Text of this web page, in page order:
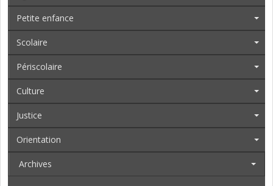
Petite enfance
Scolaire
Périscolaire
Culture
Justice
Orientation
Archives